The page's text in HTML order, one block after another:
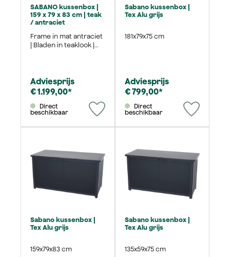
SABANO kussenbox |
159 x 79 x 83 cm | teak
/ antraciet
Frame in mat antraciet
| Bladen in teaklook |
Adviesprijs
€ 1.199,00*
beschikbaar
Sabano kussenbox |
Tex Alu grijs
181x79x75 cm
Adviesprijs
€ 799,00*
beschikbaar
Sabano kussenbox |
Tex Alu grijs
159x79x83 cm
Sabano kussenbox |
Tex Alu grijs
135x59x75 cm